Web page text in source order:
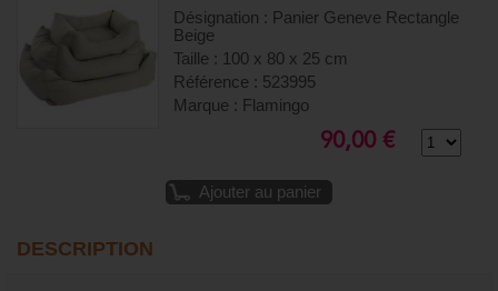
Désignation : Panier Geneve Rectangle
Beige
Taille : 100 x 80 x 25 cm
Référence : 523995
Marque : Flamingo
90,00 €
Ajouter au panier
DESCRIPTION